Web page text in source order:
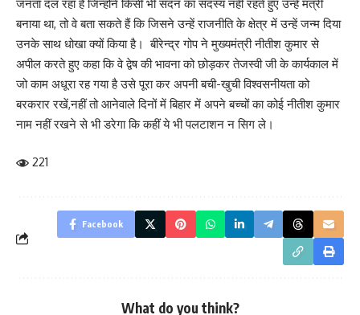
जनता दल रहा है जिन्होंने किसी भी सदन का सदस्य नहीं रहते हुए उन्हें मंत्री
बनाया था, तो वे बता सकते हैं कि जिसने उन्हें राजनीति के क्षेत्र में उन्हें जन्म दिया
उनके साथ धोखा क्यों किया है। बीरेन्द्र गोप ने मुख्यमंत्री नीतीश कुमार से
अपील करते हुए कहा कि वे द्वेष की भावना को छोड़कर तेजस्वी जी के कार्यकाल में
जो काम अधूरा रह गया है उसे पूरा कर अपनी बची-खुची विश्वसनीयता को
बरकरार रखें,नहीं तो आनेवाले दिनों में बिहार में अपने बच्चों का कोई नीतीश कुमार
नाम नहीं रखने से भी डरेगा कि कहीं ये भी पलटाशन न सिग ले।
221
Facebook
What do you think?